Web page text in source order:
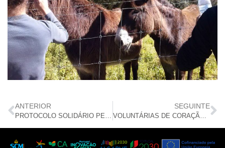
ANTERIOR
PROTOCOLO SOLIDÁRIO PERMITE A PRÁTICA DE SURF
SEGUINTE
VOLUNTÁRIAS DE CORAÇÃO NO LAR DE S. VICENTE